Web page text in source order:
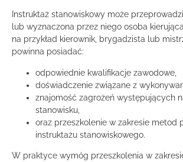
Instruktaż stanowiskowy może
lub wyznaczona przez niego osoba
na przykład kierownik, brygadzista lub
powinna posiadać:
odpowiednie kwalifikacje zawodowe,
doświadczenie związane z
znajomość zagrożeń występujących
stanowisku,
oraz przeszkolenie w zakresie metod
instruktażu stanowiskowego.
W praktyce wymóg przeszkolenia w